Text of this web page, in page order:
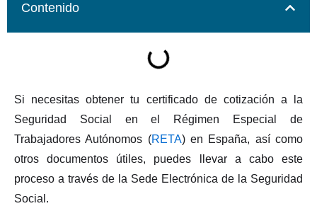
Contenido
Si necesitas obtener tu certificado de cotización a la
Seguridad Social en el Régimen Especial de
Trabajadores Autónomos (RETA) en España, así como
otros documentos útiles, puedes llevar a cabo este
proceso a través de la Sede Electrónica de la Seguridad
Social.